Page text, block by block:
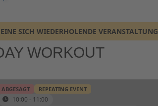
SICH WIEDERHOLENDE VERANSTALTUNG
WORKOUT
ABGESAGT REPEATING EVENT
10:00 - 11:00